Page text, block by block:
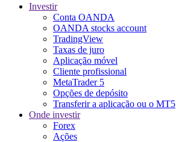
Investir
Conta OANDA
OANDA stocks account
TradingView
Taxas de juro
Aplicação móvel
Cliente profissional
MetaTrader 5
Opções de depósito
Transferir a aplicação ou o MT5
Onde investir
Forex
Ações